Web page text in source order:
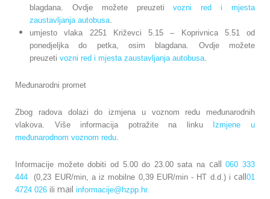
blagdana. Ovdje možete preuzetivozni red i mjesta
zaustavljanja autobusa
umjesto vlaka 2251 Križevci 5.15 – Koprivnica 5.51 od
ponedjeljka do petka, osim blagdana. Ovdje možete
preuzeti vozni red i mjesta zaustavljanja autobusa
Međunarodni promet
Zbog radova dolazi do izmjena u voznom redu međunarodnih
vlakova. Više informacija potražite na linku
Izmjene u
međunarodnom voznom redu
Informacije možete dobiti od 5.00 do 23.00 sata na call 060 333
444 (0,23 EUR/min, a iz mobilne 0,39 EUR/min - HT d.d.) i call01
4724 026 ili mail informacije@hzpp.hr.